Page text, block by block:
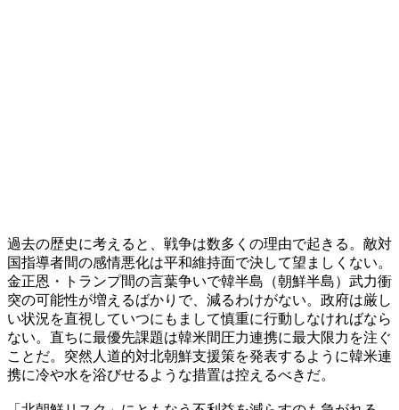
過去の歴史に考えると、戦争は数多くの理由で起きる。敵対
国指導者間の感情悪化は平和維持面で決して望ましくない。
金正恩・トランプ間の言葉争いで韓半島（朝鮮半島）武力衝
突の可能性が増えるばかりで、減るわけがない。政府は厳し
い状況を直視していつにもまして慎重に行動しなければなら
ない。直ちに最優先課題は韓米間圧力連携に最大限力を注ぐ
ことだ。突然人道的対北朝鮮支援策を発表するように韓米連
携に冷や水を浴びせるような措置は控えるべきだ。